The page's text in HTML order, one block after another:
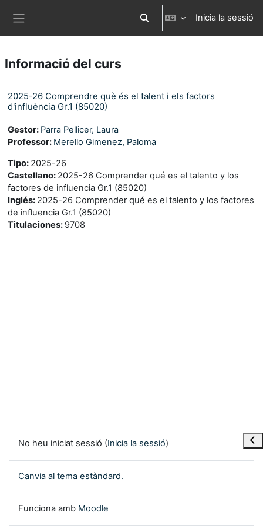
Commuta l'entrada de la cerca
Inicia la sessió
Informació del curs
2025-26 Comprendre què és el talent i els factors
d'influència Gr.1 (85020)
Gestor: Parra Pellicer, Laura
Professor: Merello Gimenez, Paloma
Tipo: 2025-26
Castellano: 2025-26 Comprender qué es el talento y los
factores de influencia Gr.1 (85020)
Inglés: 2025-26 Comprender qué es el talento y los factores
de influencia Gr.1 (85020)
Titulaciones: 9708
No heu iniciat sessió (Inicia la sessió)
Canvia al tema estàndard.
Funciona amb Moodle